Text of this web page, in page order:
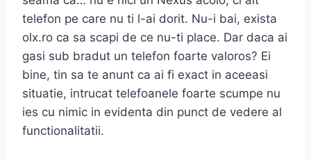
telefon pe care nu ti l-ai dorit. Nu-i bai, exista
olx.ro ca sa scapi de ce nu-ti place. Dar daca ai
gasi sub bradut un telefon foarte valoros? Ei
bine, tin sa te anunt ca ai fi exact in aceeasi
situatie, intrucat telefoanele foarte scumpe nu
ies cu nimic in evidenta din punct de vedere al
functionalitatii.